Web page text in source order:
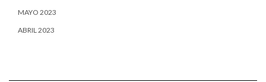
MAYO 2023
ABRIL 2023